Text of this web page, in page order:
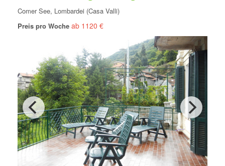
Comer See, Lombardei (Casa Valli)
Preis pro Woche ab 1120 €